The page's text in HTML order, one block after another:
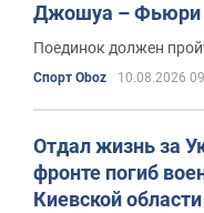
Джошуа – Фьюри
Поединок должен
Спорт Oboz 10.08.2026
Отдал жизнь за
фронте погиб
Киевской